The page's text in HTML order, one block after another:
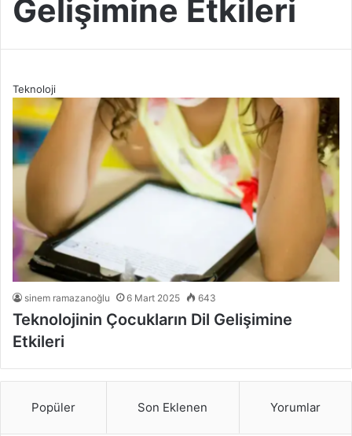
Gelişimine Etkileri
Teknoloji
sinem ramazanoğlu 6 Mart 2025 643
Teknolojinin Çocukların Dil Gelişimine
Etkileri
Popüler Son Eklenen Yorumlar